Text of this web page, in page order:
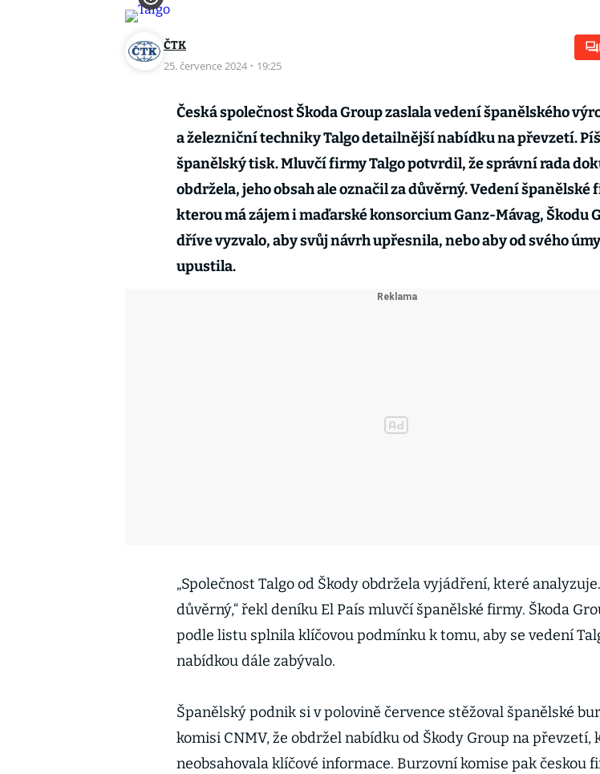
ČTK
25. července 2024 · 19:25
Česká společnost Škoda Group zaslala vedení španělského
a železniční techniky Talgo detailnější nabídku na převzetí.
španělský tisk. Mluvčí firmy Talgo potvrdil, že správní rada
obdržela, jeho obsah ale označil za důvěrný. Vedení španělské
kterou má zájem i maďarské konsorcium Ganz-Mávag, Škodu
dříve vyzvalo, aby svůj návrh upřesnila, nebo aby od svého
upustila.
„Společnost Talgo od Škody obdržela vyjádření, které
důvěrný,“ řekl deníku El País mluvčí španělské firmy. Škoda
podle listu splnila klíčovou podmínku k tomu, aby se vedení
nabídkou dále zabývalo.
Španělský podnik si v polovině července stěžoval španělské
komisi CNMV, že obdržel nabídku od Škody Group na převzetí,
neobsahovala klíčové informace. Burzovní komise pak českou